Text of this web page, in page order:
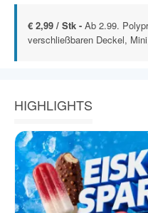
€ 2,99 / Stk - Ab 2.99.
verschließbaren Deckel,
HIGHLIGHTS